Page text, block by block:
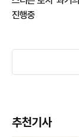
진행중
추천기사